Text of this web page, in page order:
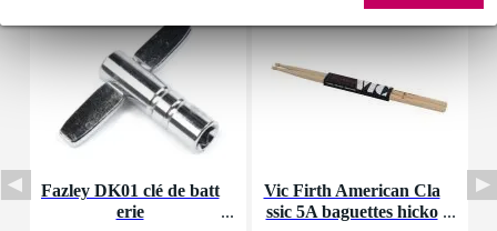
Fazley DK01 clé de batt
erie
Vic Firth American Cla
ssic 5A baguettes hicko